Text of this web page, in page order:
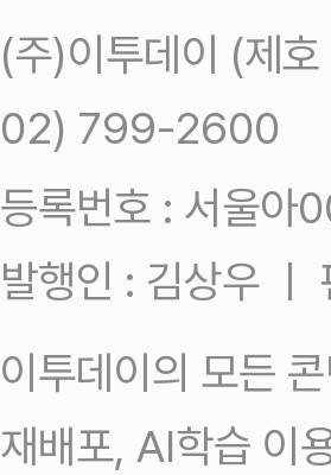
(주)이투데이 (제
02) 799-2600
등록번호 : 서울
발행인 : 김상우 ㅣ
이투데이의 모든
재배포, AI학습 이